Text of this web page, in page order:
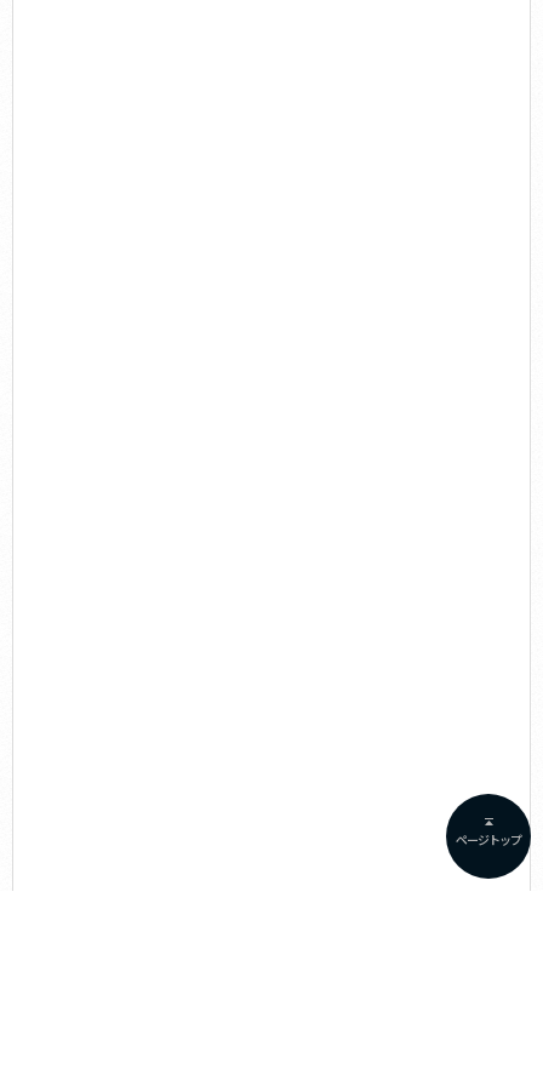
ページトップ